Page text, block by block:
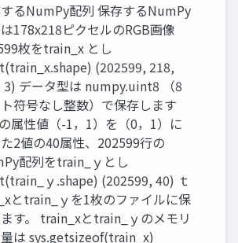
るNumPy配列 保存するNumPy
178x218ピクセルのRGB画像
枚をtrain_x とし
(202599, 218,
3) データ型は numpy.uint8 （8
符号なし整数）で保存します
属性値（-1，1）を（0，1）に
2値の40属性、202599行の
配列をtrain_ｙとし
ｙ.shape) (202599, 40) ｔ
とtrain_ｙを1枚のファイルに保
す。 train_xとtrain_ｙのメモリ
は sys.getsizeof(train_x)